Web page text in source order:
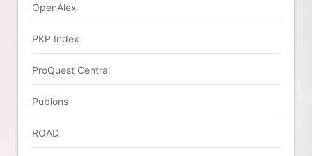
OpenAlex
PKP Index
ProQuest Central
Publons
ROAD